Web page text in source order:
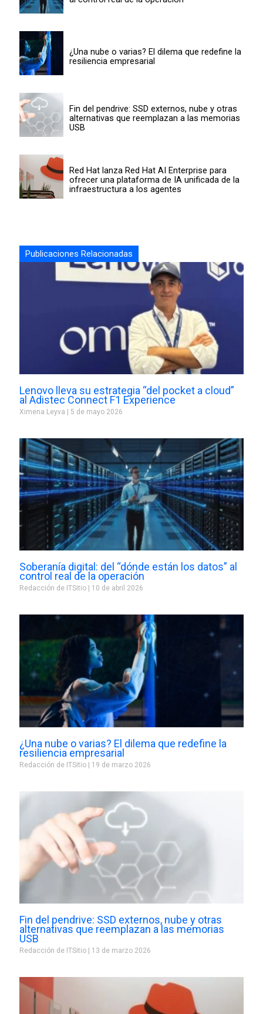
¿Una nube o varias? El dilema que redefine la
resiliencia empresarial
Fin del pendrive: SSD externos, nube y otras
alternativas que reemplazan a las memorias
USB
Red Hat lanza Red Hat AI Enterprise para
ofrecer una plataforma de IA unificada de la
infraestructura a los agentes
Publicaciones Relacionadas
Lenovo lleva su estrategia “del pocket a cloud”
al Adistec Connect F1 Experience
Ximena Leyva 5 de mayo 2026
Soberanía digital: del “dónde están los datos” al
control real de la operación
Redacción de ITSitio 10 de abril 2026
¿Una nube o varias? El dilema que redefine la
resiliencia empresarial
Redacción de ITSitio 19 de marzo 2026
Fin del pendrive: SSD externos, nube y otras
alternativas que reemplazan a las memorias
USB
Redacción de ITSitio 13 de marzo 2026